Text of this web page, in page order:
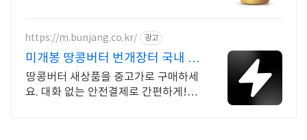
아보세요.
https://m.bunjang.co.kr/ 광고
미개봉 땅콩버터 번개장터 국내 최
대 브랜드 중고거래
땅콩버터 새상품을 중고가로 구매하세
요. 대화 없는 안전결제로 간편하게! 전